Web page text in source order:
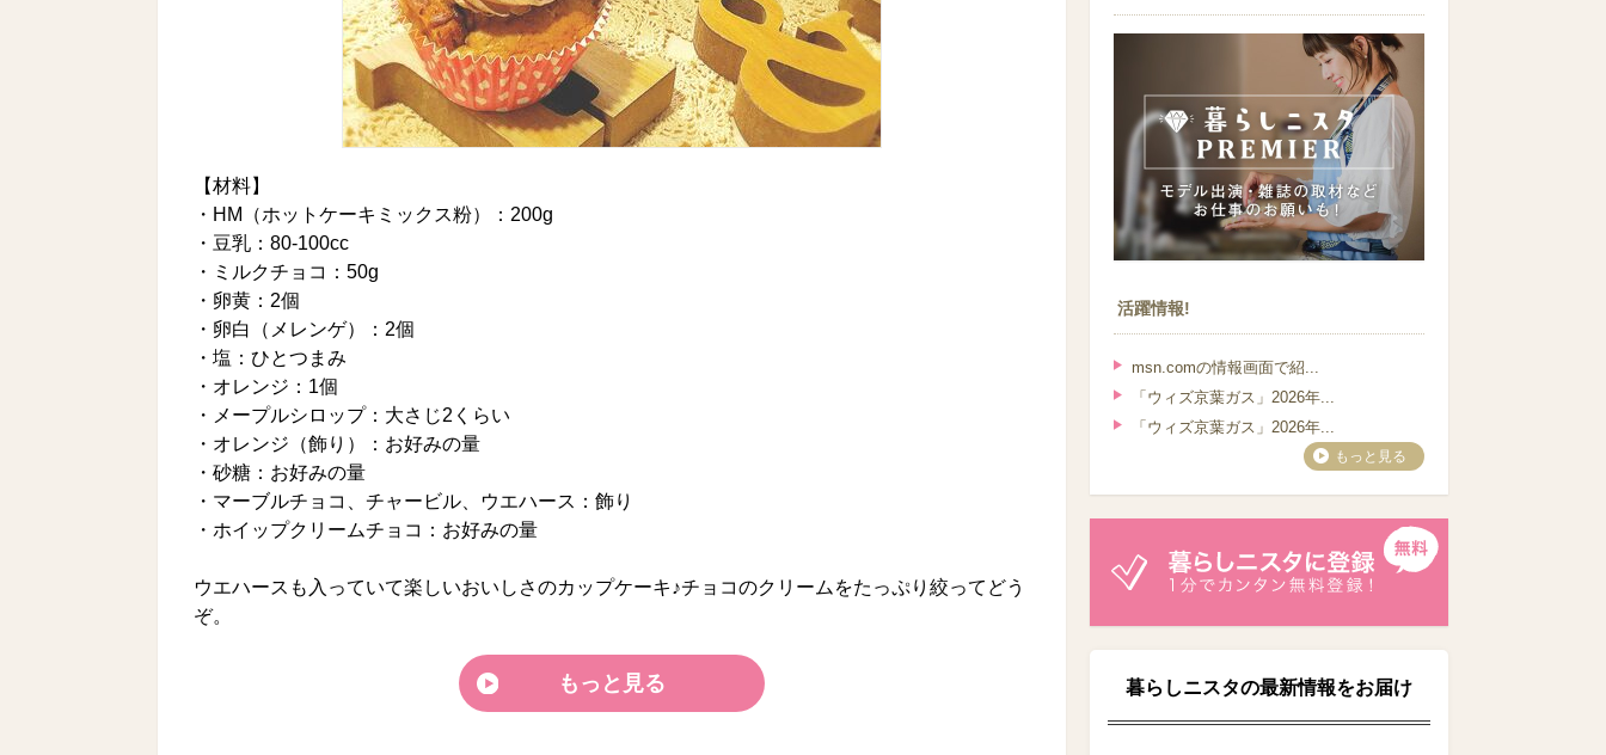
【材料】
・HM（ホットケーキミックス粉）：200g
・豆乳：80-100cc
・ミルクチョコ：50g
・卵黄：2個
・卵白（メレンゲ）：2個
・塩：ひとつまみ
・オレンジ：1個
・メープルシロップ：大さじ2くらい
・オレンジ（飾り）：お好みの量
・砂糖：お好みの量
・マーブルチョコ、チャービル、ウエハース：飾り
・ホイップクリームチョコ：お好みの量
ウエハースも入っていて楽しいおいしさのカップケーキ♪チョコのクリームをたっぷり絞ってどう
ぞ。
もっと見る
活躍情報!
msn.comの情報画面で紹...
「ウィズ京葉ガス」2026年...
「ウィズ京葉ガス」2026年...
もっと見る
暮らしニスタの最新情報をお届け